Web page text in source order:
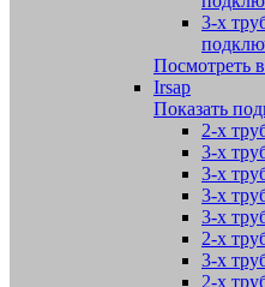
3-х
Посмотреть
Irsap
Показать
2-х
3-х
3-х
3-х
3-х
2-х
3-х
2-х